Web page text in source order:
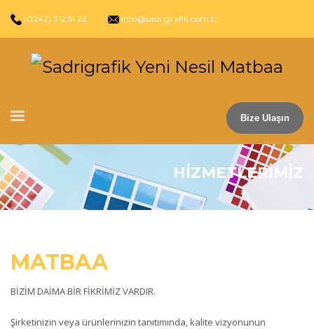
(0242) 312 51 22 info@sadrigrafik.com.tr
Bize Ulaşın
HİZMETLERİMİZ
MATBAA
BİZİM DAİMA BİR FİKRİMİZ VARDIR.
Şirketinizin veya ürünlerinizin tanıtımında, kalite vizyonunun